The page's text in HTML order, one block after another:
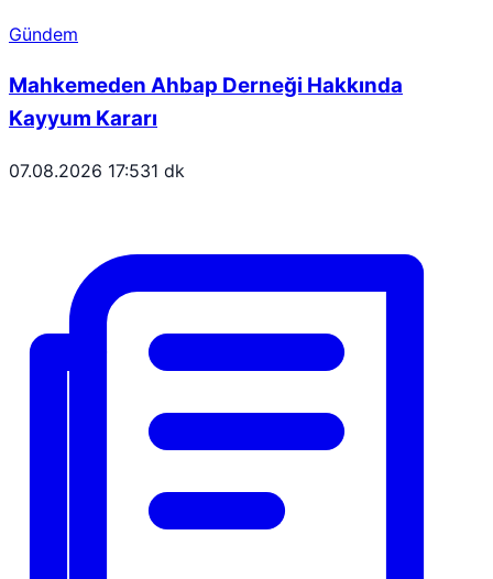
Gündem
Mahkemeden Ahbap Derneği Hakkında
Kayyum Kararı
07.08.2026 17:531 dk